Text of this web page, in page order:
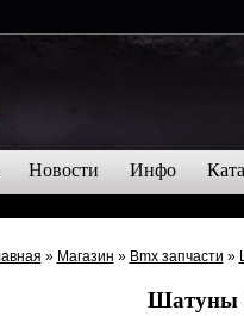
Новости Инфо
» Магазин » Bmx запчасти »
Шатуны